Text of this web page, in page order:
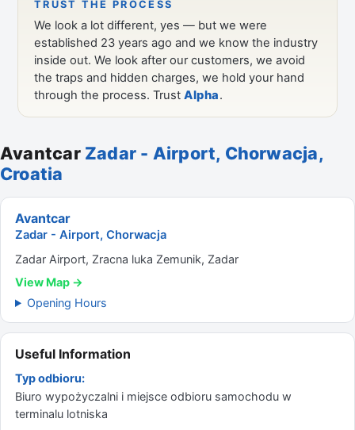
Avantcar Zadar - Airport, Chorwacja,
Croatia
Avantcar
Zadar - Airport, Chorwacja
Zadar Airport, Zracna luka Zemunik, Zadar
View Map →
Opening Hours
Useful Information
Typ odbioru:
Biuro wypożyczalni i miejsce odbioru samochodu w
terminalu lotniska